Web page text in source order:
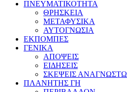
ΠΝΕΥΜΑΤΙΚΟΤΗΤΑ
ΘΡΗΣΚΕΙΑ
ΜΕΤΑΦΥΣΙΚΑ
ΑΥΤΟΓΝΩΣΙΑ
ΕΚΠΟΜΠΕΣ
ΓΕΝΙΚΑ
ΑΠΟΨΕΙΣ
ΕΙΔΗΣΕΙΣ
ΣΚΕΨΕΙΣ
ΠΛΑΝΗΤΗΣ ΓΗ